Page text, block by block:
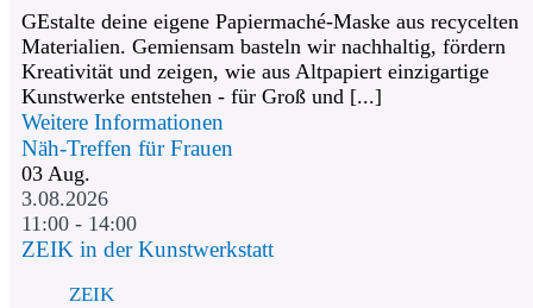
GEstalte deine eigene Papiermaché-Maske aus recycelten
Materialien. Gemiensam basteln wir nachhaltig, fördern
Kreativität und zeigen, wie aus Altpapiert einzigartige
Kunstwerke entstehen - für Groß und [...]
Weitere Informationen
Näh-Treffen für Frauen
03 Aug.
3.08.2026
11:00 - 14:00
ZEIK in der Kunstwerkstatt
ZEIK